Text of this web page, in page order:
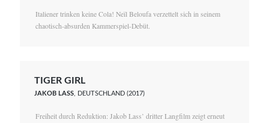
Italiener trinken keine Cola! Neïl Beloufa verzettelt sich in seinem
chaotisch-absurden Kammerspiel-Debüt.
TIGER GIRL
JAKOB LASS , DEUTSCHLAND (2017)
Freiheit durch Reduktion: Jakob Lass’ dritter Langfilm zeigt erneut